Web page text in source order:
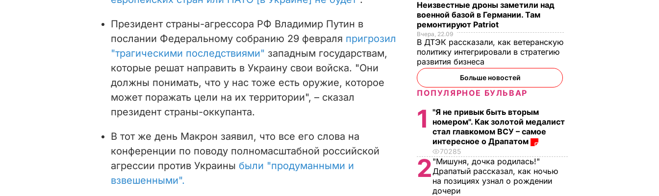
Президент страны-агрессора РФ Владимир Путин в
послании Федеральному собранию 29 февраля пригрозил
"трагическими последствиями" западным государствам,
которые решат направить в Украину свои войска. "Они
должны понимать, что у нас тоже есть оружие, которое
может поражать цели на их территории", – сказал
президент страны-оккупанта.
В тот же день Макрон заявил, что все его слова на
конференции по поводу полномасштабной российской
агрессии против Украины были "продуманными и
взвешенными".
Неизвестные дроны заметили над
военной базой в Германии. Там
ремонтируют Patriot
Вчера, 22.09
В ДТЭК рассказали, как ветеранскую
политику интегрировали в стратегию
развития бизнеса
Больше новостей
ПОПУЛЯРНОЕ БУЛЬВАР
1
"Я не привык быть вторым
номером". Как золотой медалист
стал главкомом ВСУ – самое
интересное о Драпатом
70285
2 "Мишуня, дочка родилась!"
Драпатый рассказал, как ночью
на позициях узнал о рождении
дочери